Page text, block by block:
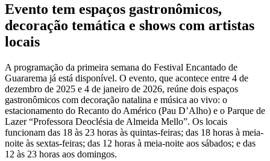
Evento tem espaços gastronômicos,
decoração temática e shows com artistas
locais
A programação da primeira semana do Festival Encantado de
Guararema já está disponível. O evento, que acontece entre 4 de
dezembro de 2025 e 4 de janeiro de 2026, reúne dois espaços
gastronômicos com decoração natalina e música ao vivo: o
estacionamento do Recanto do Américo (Pau D’Alho) e o Parque de
Lazer “Professora Deoclésia de Almeida Mello”. Os locais
funcionam das 18 às 23 horas às quintas-feiras; das 18 horas à meia-
noite às sextas-feiras; das 12 horas à meia-noite aos sábados; e das
12 às 23 horas aos domingos.